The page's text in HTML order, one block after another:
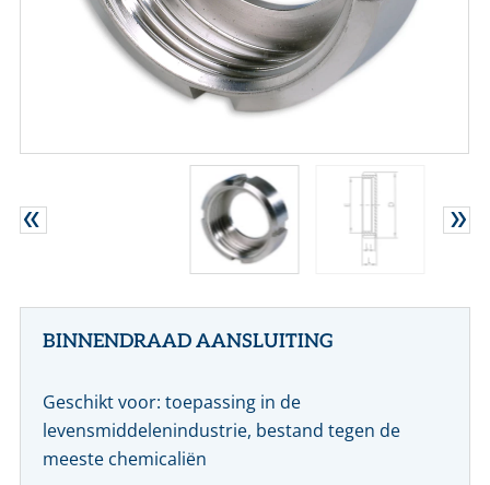
CONTACT
BINNENDRAAD AANSLUITING
Geschikt voor: toepassing in de
levensmiddelenindustrie, bestand tegen de
meeste chemicaliën